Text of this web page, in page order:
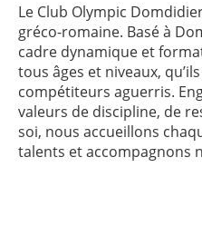
Le Club Olympic
gréco-romaine. Basé à
cadre dynamique et
tous âges et niveaux,
compétiteurs aguerris.
valeurs de discipline, de
soi, nous accueillons
talents et accompagnons